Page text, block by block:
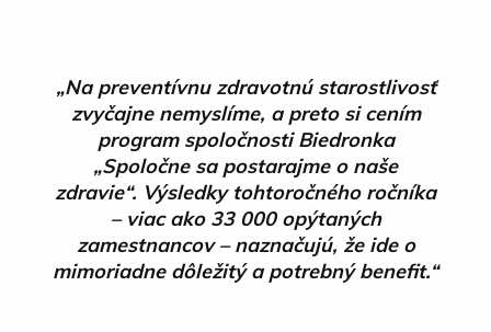
„Na preventívnu zdravotnú starostlivosť
zvyčajne nemyslíme, a preto si cením
program spoločnosti Biedronka
„Spoločne sa postarajme o naše
zdravie“. Výsledky tohtoročného ročníka
– viac ako 33 000 opýtaných
zamestnancov – naznačujú, že ide o
mimoriadne dôležitý a potrebný benefit.“